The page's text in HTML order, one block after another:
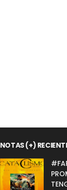
NOTAS (+)